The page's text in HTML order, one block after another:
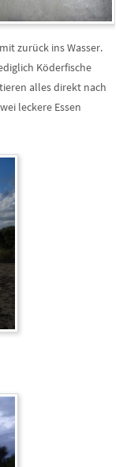
zurück ins Wasser.
Köderfische
alles direkt nach
leckere Essen